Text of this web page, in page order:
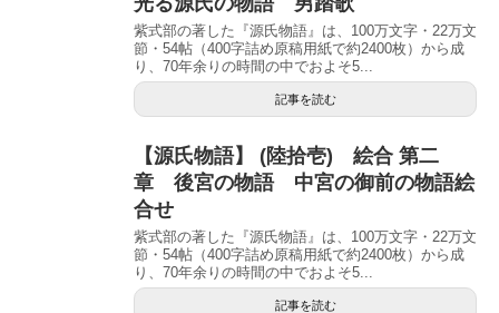
紫式部の著した『源氏物語』は、100万文字・22万文
節・54帖（400字詰め原稿用紙で約2400枚）から成
り、70年余りの時間の中でおよそ5...
記事を読む
【源氏物語】 (陸拾壱) 絵合 第二
章 後宮の物語 中宮の御前の物語絵
合せ
紫式部の著した『源氏物語』は、100万文字・22万文
節・54帖（400字詰め原稿用紙で約2400枚）から成
り、70年余りの時間の中でおよそ5...
記事を読む